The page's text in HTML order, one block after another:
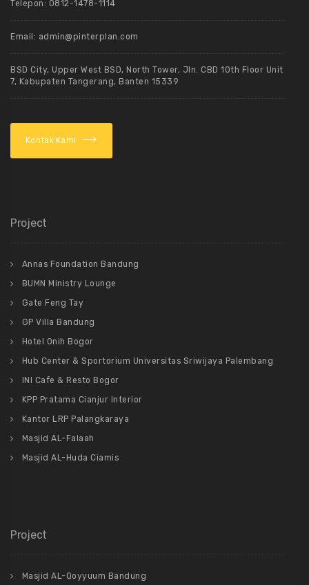
Telepon: 0812-1478-1114
Email: admin@pinterplan.com
BSD City, Upper West BSD, North Tower, Jln. CBD 10th Floor Unit
7, Kabupaten Tangerang, Banten 15339
Kontak Kami
Project
Annas Foundation Bandung
BUMN Ministry Lounge
Gate Feng Tay
GP Villa Bandung
Hotel Onih Bogor
Hub Center & Sportorium Universitas Sriwijaya Palembang
INI Cafe & Resto Bogor
KPP Pratama Cianjur Interior
Kantor LRP Palangkaraya
Masjid AL-Falaah
Masjid AL-Huda Ciamis
Project
Masjid AL-Qoyyuum Bandung